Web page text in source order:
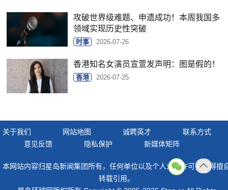
攻破世界级难题、申遗成功！本周我国多
领域实现历史性突破
时事 2026-07-26
香港知名女演员宣萱发声明：图是假的！
香港 2026-07-25
关于我们 网站地图 诚聘英才
联系方式
意见反馈
隐私保护 新媒体矩阵
本网站内容归星岛新闻集团所有，任何单位以及个人未经许可，不得擅
转载引用。